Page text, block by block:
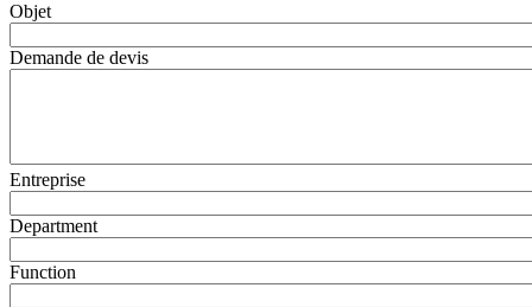
Objet
Demande de devis
Entreprise
Department
Function